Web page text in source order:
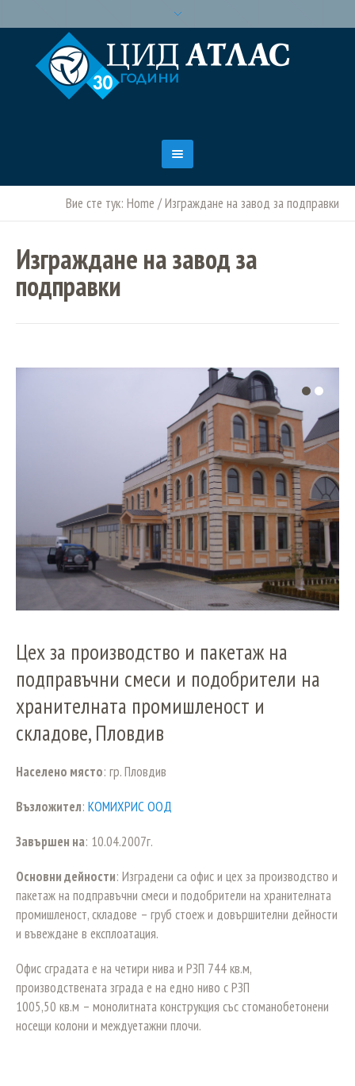
Вие сте тук: Home /Изграждане на завод за подправки
Изграждане на завод за
подправки
Цех за производство и пакетаж на
подправъчни смеси и подобрители на
хранителната промишленост и
складове, Пловдив
Населено място: гр. Пловдив
Възложител: КОМИХРИС ООД
Завършен на: 10.04.2007г.
Основни дейности: Изградени са офис и цех за производство и
пакетаж на подправъчни смеси и подобрители на хранителната
промишленост, складове – груб стоеж и довършителни дейности
и въвеждане в експлоатация.
Офис сградата е на четири нива и РЗП 744 кв.м,
производствената зграда е на едно ниво с РЗП
1005,50 кв.м – монолитната конструкция със стоманобетонени
носещи колони и междуетажни плочи.